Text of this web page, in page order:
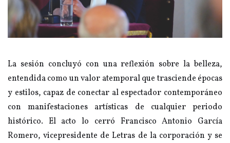
La sesión concluyó con una reflexión sobre la belleza,
entendida como un valor atemporal que trasciende épocas
y estilos, capaz de conectar al espectador contemporáneo
con manifestaciones artísticas de cualquier periodo
histórico. El acto lo cerró Francisco Antonio García
Romero, vicepresidente de Letras de la corporación y se